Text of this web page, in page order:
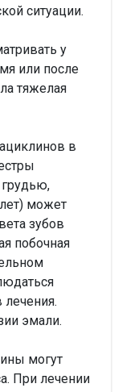
ситуации.
у
или после
тяжелая
в
может
зубов
побочная
лечения.
эмали.
могут
При лечении